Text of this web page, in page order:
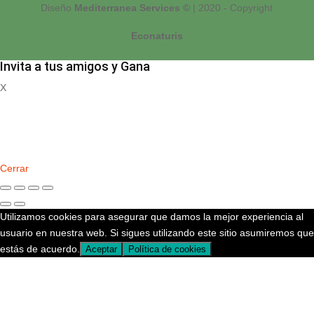
Diseño Mediterranea Services © | 2020 - Copyright
Econaturis
Invita a tus amigos y Gana
X
Cerrar
Utilizamos cookies para asegurar que damos la mejor experiencia al
usuario en nuestra web. Si sigues utilizando este sitio asumiremos que
estás de acuerdo.
Aceptar Política de cookies